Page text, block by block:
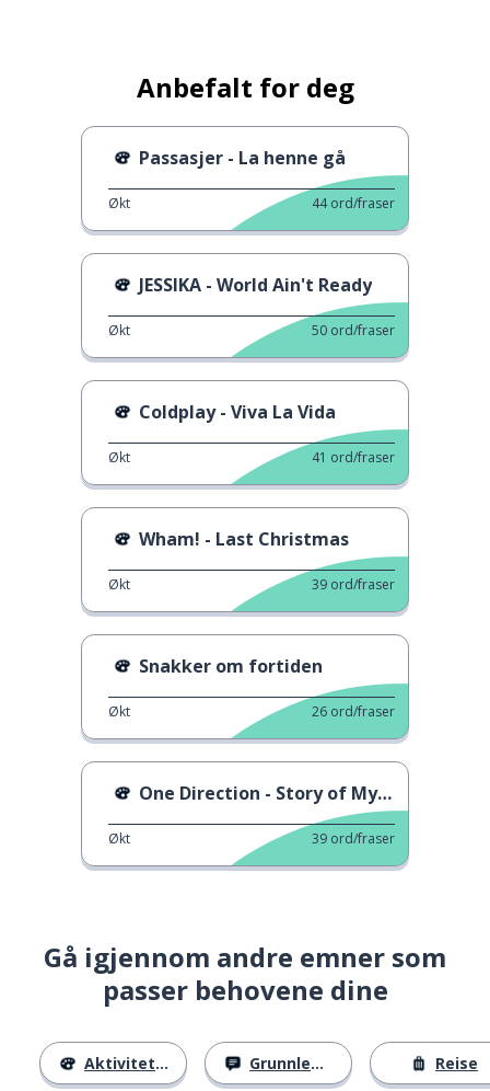
Anbefalt for deg
Passasjer - La henne gå
Økt 44 ord/fraser
JESSIKA - World Ain't Ready
Økt 50 ord/fraser
Coldplay - Viva La Vida
Økt 41 ord/fraser
Wham! - Last Christmas
Økt 39 ord/fraser
Snakker om fortiden
Økt 26 ord/fraser
One Direction - Story of My Life
Økt 39 ord/fraser
Gå igjennom andre emner som
passer behovene dine
Aktiviteter Grunnleggende Reise